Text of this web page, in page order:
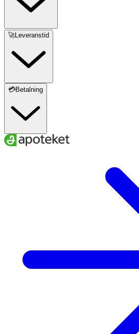
🚀Leveranstid
💳Betalning